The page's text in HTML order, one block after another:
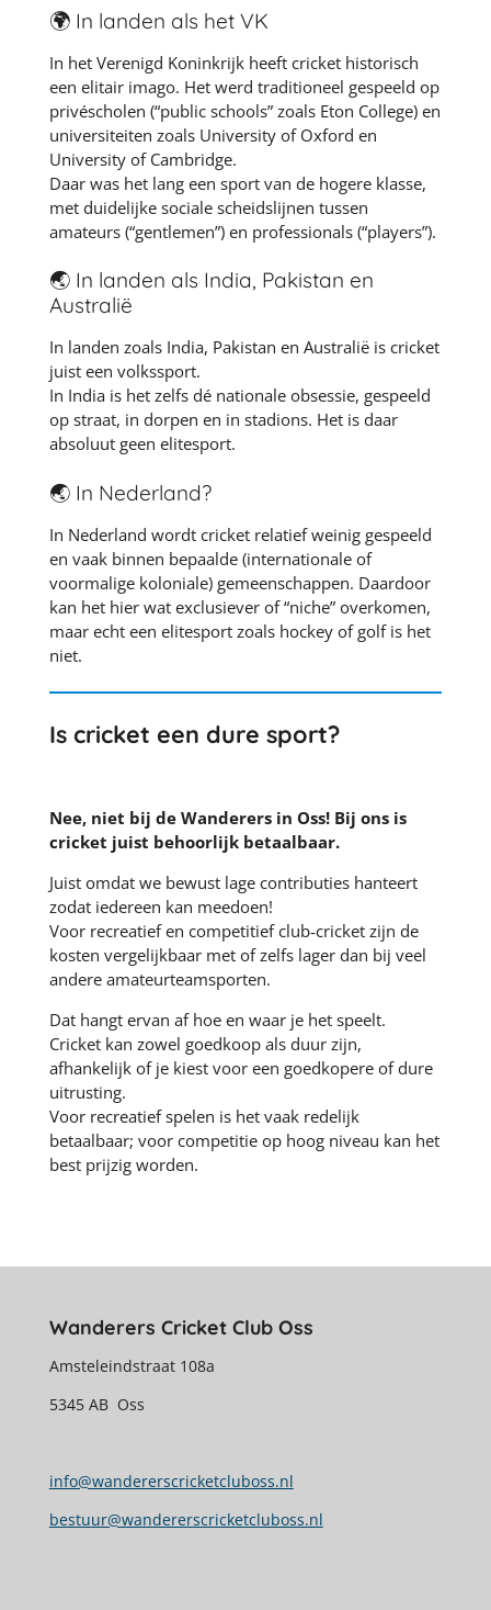
🌍 In landen als het VK
In het Verenigd Koninkrijkheeft cricket historisch
een elitair imago. Het werd traditioneel gespeeld op
privéscholen (“public schools” zoals Eton College) en
universiteiten zoals University of Oxford en
University of Cambridge.
Daar was het lang een sport van de hogere klasse,
met duidelijke sociale scheidslijnen tussen
amateurs (“gentlemen”) en professionals (“players”).
🌏 In landen als India, Pakistan en
Australië
In landen zoals India, Pakistan en Australiëis cricket
juist een volkssport.
In India is het zelfs dé nationale obsessie, gespeeld
op straat, in dorpen en in stadions. Het is daar
absoluut geen elitesport.
🌏 In Nederland?
In Nederland wordt cricket relatief weinig gespeeld
en vaak binnen bepaalde (internationale of
voormalige koloniale) gemeenschappen. Daardoor
kan het hier wat exclusiever of “niche” overkomen,
maar echt een elitesport zoals hockey of golf is het
niet.
Is cricket een dure sport?
Nee, niet bij de Wanderers in Oss! Bij ons is
cricket juist behoorlijk betaalbaar.
Juist omdat we bewust lage contributies hanteert
zodat iedereen kan meedoen!
Voor recreatief en competitief club‑cricket zijn de
kosten vergelijkbaar met of zelfs lager dan bij veel
andere amateurteamsporten.
Dat hangt ervan af hoe en waar je het speelt.
Cricket kan zowel goedkoop als duur zijn,
afhankelijk of je kiest voor een goedkopere of dure
uitrusting.
Voor recreatief spelen is het vaak redelijk
betaalbaar; voor competitie op hoog niveau kan het
best prijzig worden.
Wanderers Cricket Club Oss
Amsteleindstraat 108a
5345 AB Oss
info@wandererscricketcluboss.nl
bestuur@wandererscricketcluboss.nl